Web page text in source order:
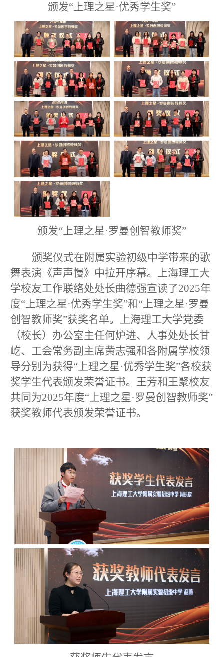
颁发“上理之星·优秀学生奖”
颁发“上理之星·罗曼创智教师奖”
颁奖仪式在附属实验初级中学带来的歌
舞表演《声声慢》中拉开序幕。上海理工大
学校友工作联络处处长曲德强宣读了2025年
度“上理之星·优秀学生奖”和“上理之星·罗曼
创智教师奖”获奖名单。上海理工大学党委
（校长）办公室主任何炉进、人事处处长甘
屹、工会常务副主席黄志强和各附属学校领
导分别为获得“上理之星·优秀学生奖”各校获
奖学生代表颁发荣誉证书。王芳和王聚校友
共同为2025年度“上理之星·罗曼创智教师奖”
获奖教师代表颁发荣誉证书。